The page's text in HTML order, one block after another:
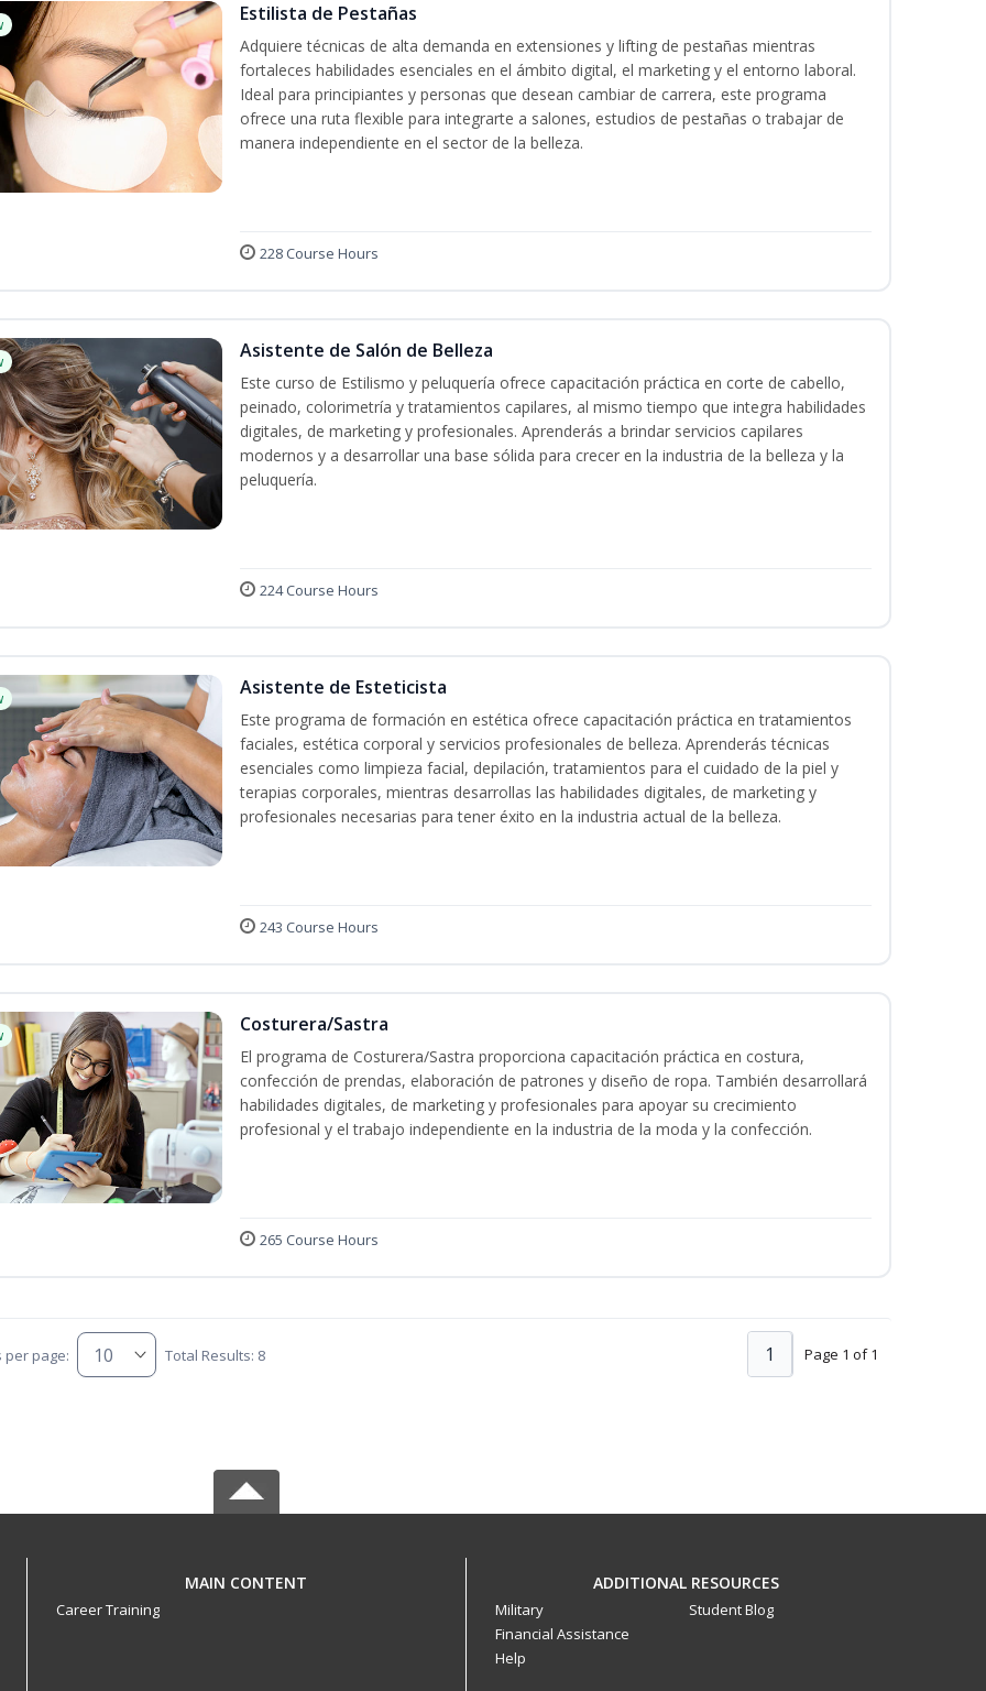
Estilista de Pestañas
Adquiere técnicas de alta demanda en extensiones y lifting de pestañas mientras
fortaleces habilidades esenciales en el ámbito digital, el marketing y el entorno laboral.
Ideal para principiantes y personas que desean cambiar de carrera, este programa
ofrece una ruta flexible para integrarte a salones, estudios de pestañas o trabajar de
manera independiente en el sector de la belleza.
228 Course Hours
Asistente de Salón de Belleza
Este curso de Estilismo y peluquería ofrece capacitación práctica en corte de cabello,
peinado, colorimetría y tratamientos capilares, al mismo tiempo que integra habilidades
digitales, de marketing y profesionales. Aprenderás a brindar servicios capilares
modernos y a desarrollar una base sólida para crecer en la industria de la belleza y la
peluquería.
224 Course Hours
Asistente de Esteticista
Este programa de formación en estética ofrece capacitación práctica en tratamientos
faciales, estética corporal y servicios profesionales de belleza. Aprenderás técnicas
esenciales como limpieza facial, depilación, tratamientos para el cuidado de la piel y
terapias corporales, mientras desarrollas las habilidades digitales, de marketing y
profesionales necesarias para tener éxito en la industria actual de la belleza.
243 Course Hours
Costurera/Sastra
El programa de Costurera/Sastra proporciona capacitación práctica en costura,
confección de prendas, elaboración de patrones y diseño de ropa. También desarrollará
habilidades digitales, de marketing y profesionales para apoyar su crecimiento
profesional y el trabajo independiente en la industria de la moda y la confección.
265 Course Hours
per page: Total Results: 8 Page 1 of 1
1
MAIN CONTENT
Career Training
ADDITIONAL RESOURCES
Military
Financial Assistance
Help
Student Blog